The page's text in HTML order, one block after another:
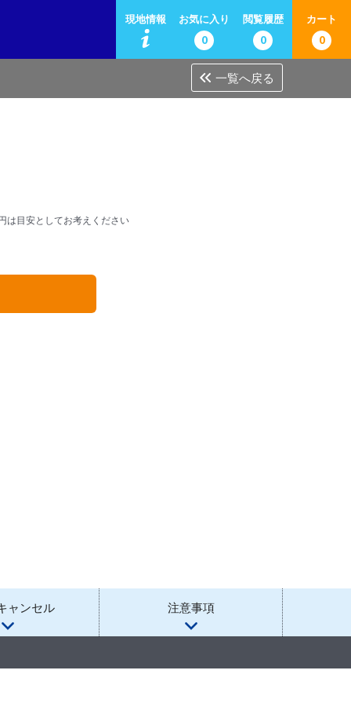
現地情報
お気に入り
0
閲覧履歴
0
カート
0
一覧へ戻る
は目安としてお考えください
ャンセル 注意事項